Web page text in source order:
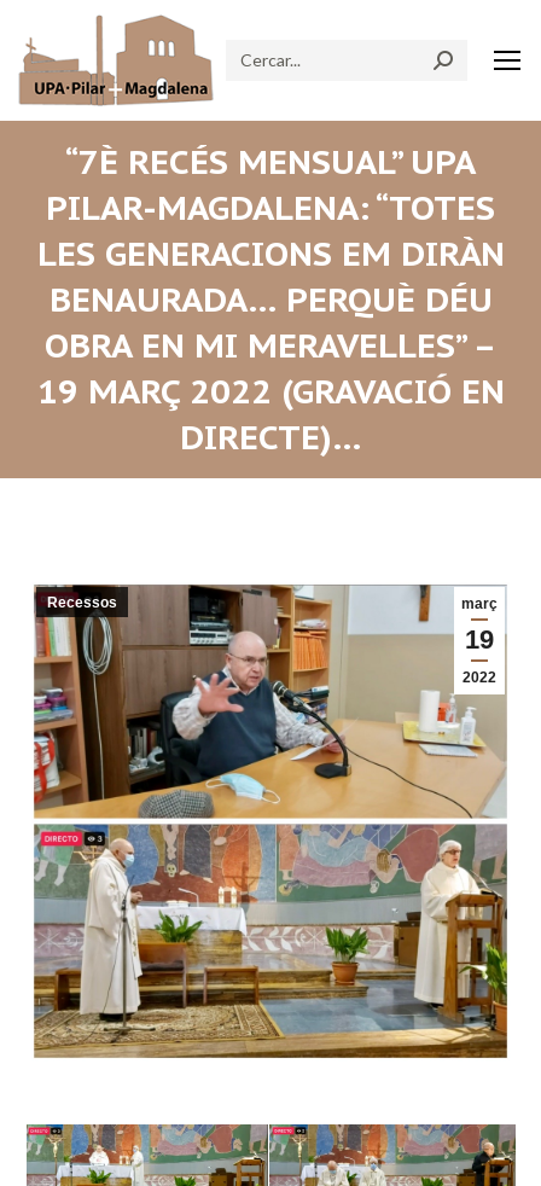
Search:
“7È RECÉS MENSUAL” UPA
PILAR-MAGDALENA: “TOTES
LES GENERACIONS EM DIRÀN
BENAURADA… PERQUÈ DÉU
OBRA EN MI MERAVELLES” –
19 MARÇ 2022 (GRAVACIÓ EN
DIRECTE)…
març
19
2022
Recessos